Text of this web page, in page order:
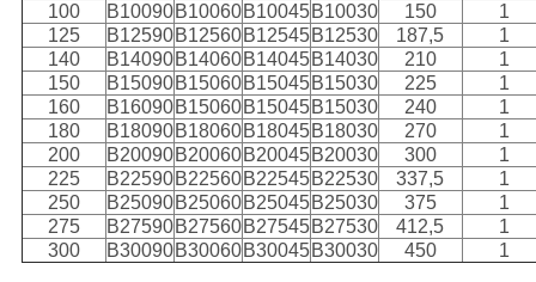
100
B10090B10060B10045B10030 150
1
125
B12590B12560B12545B12530 187,5
1
140
B14090B14060B14045B14030 210
1
150
B15090B15060B15045B15030 225
1
160
B16090B15060B15045B15030 240
1
180
B18090B18060B18045B18030 270
1
200
B20090B20060B20045B20030 300
1
225
B22590B22560B22545B22530 337,5
1
250
B25090B25060B25045B25030 375
1
275
B27590B27560B27545B27530 412,5
1
300
B30090B30060B30045B30030 450 1